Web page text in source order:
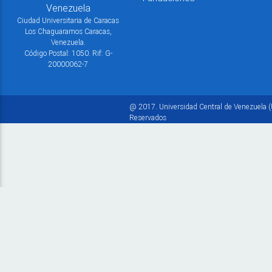
Venezuela
Ciudad Universitaria de Caracas
Los Chaguaramos Caracas,
Venezuela.
Código Postal: 1050. Rif: G-
20000062-7
@ 2017. Universidad Central de Venezuela
Reservados